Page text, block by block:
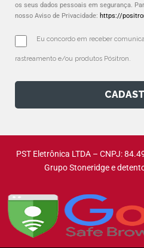
os seus dados pessoais em segurança.
nosso Aviso de Privacidade: https://
Eu concordo em receber
rastreamento e/ou produtos Pósitron.
PST Eletrônica LTDA – CNPJ:
Grupo Stoneridge e